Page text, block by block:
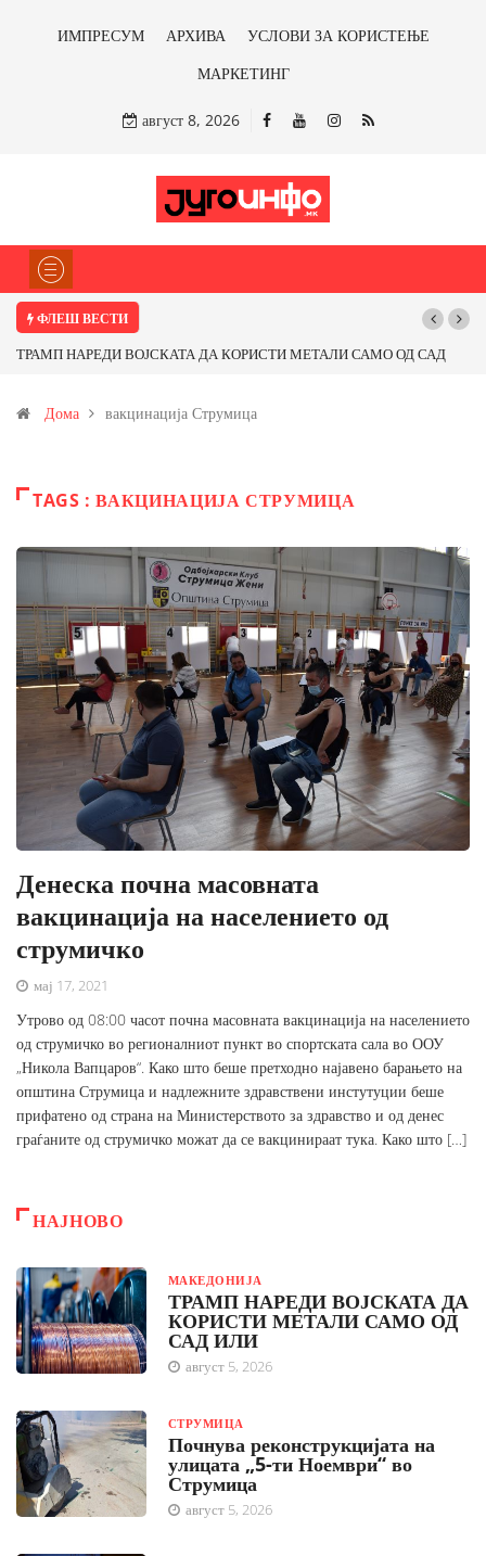
ИМПРЕСУМ АРХИВА
УСЛОВИ ЗА КОРИСТЕЊЕ
МАРКЕТИНГ
август 8, 2026
ФЛЕШ ВЕСТИ
ТРАМП НАРЕДИ ВОЈСКАТА ДА КОРИСТИ МЕТАЛИ САМО ОД САД
Иловица и со антимонот?
Дома вакцинација Струмица
TAGS : ВАКЦИНАЦИЈА СТРУМИЦА
Денеска почна масовната
вакцинација на населението од
струмичко
мај 17, 2021
Утрово од 08:00 часот почна масовната вакцинација на населението
од струмичко во регионалниот пункт во спортската сала во ООУ
„Никола Вапцаров“. Како што беше претходно најавено барањето на
општина Струмица и надлежните здравствени инстутуции беше
прифатено од страна на Министерството за здравство и од денес
граѓаните од струмичко можат да се вакцинираат тука. Како што […]
НАЈНОВО
МАКЕДОНИЈА
ТРАМП НАРЕДИ ВОЈСКАТА ДА
КОРИСТИ МЕТАЛИ САМО ОД
САД ИЛИ
август 5, 2026
СТРУМИЦА
Почнува реконструкцијата на
улицата „5-ти Ноември“ во
Струмица
август 5, 2026